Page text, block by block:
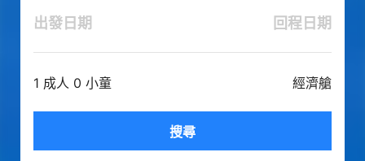
出發日期 回程日期
1 成人 0 小童 經濟艙
搜尋